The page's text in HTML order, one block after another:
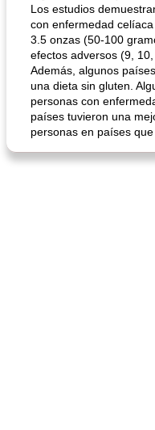
Los estudios
con enfermedad
3.5 onzas (50-100
efectos adversos (9, 10,
Además, algunos
una dieta sin gluten.
personas con
países tuvieron una
personas en países